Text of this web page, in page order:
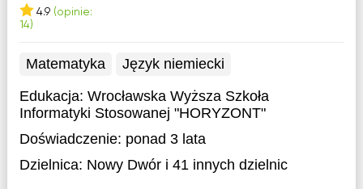
4.9 (opinie:
14)
Matematyka
Język niemiecki
Edukacja: Wrocławska Wyższa Szkoła
Informatyki Stosowanej "HORYZONT"
Doświadczenie: ponad 3 lata
Dzielnica: Nowy Dwóri 41 innych dzielnic